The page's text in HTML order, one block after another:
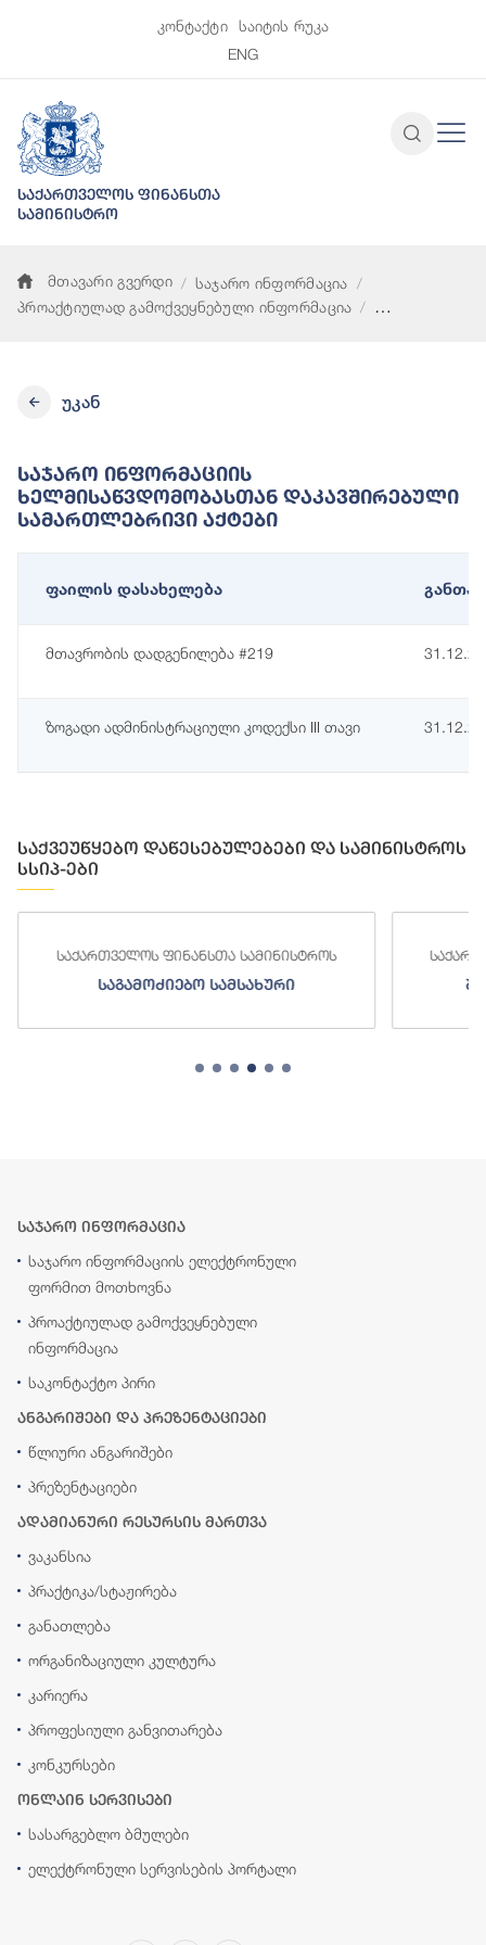
კონტაქტი
საიტის რუკა
ENG
საქართველოს ფინანსთა
სამინისტრო
მთავარი გვერდი
საჯარო ინფორმაცია
პროაქტიულად გამოქვეყნებული ინფორმაცია
უკან
Საჯარო Ინფორმაციის
Ხელმისაწვდომობასთან Დაკავშირებული
Სამართლებრივი Აქტები
ფაილის დასახელება
მთავრობის დადგენილება #219
ზოგადი ადმინისტრაციული კოდექსი III თავი
საქვეუწყებო დაწესებულებები და სამინისტროს
სსიპ-ები
საქართველოს ფინანსთა სამინისტროს
საგამოძიებო სამსახური
საჯარო ინფორმაცია
საჯარო ინფორმაციის ელექტრონული
ფორმით მოთხოვნა
პროაქტიულად გამოქვეყნებული
ინფორმაცია
საკონტაქტო პირი
ანგარიშები და პრეზენტაციები
წლიური ანგარიშები
პრეზენტაციები
ადამიანური რესურსის მართვა
ვაკანსია
პრაქტიკა/სტაჟირება
განათლება
ორგანიზაციული კულტურა
კარიერა
პროფესიული განვითარება
კონკურსები
ონლაინ სერვისები
სასარგებლო ბმულები
ელექტრონული სერვისების პორტალი